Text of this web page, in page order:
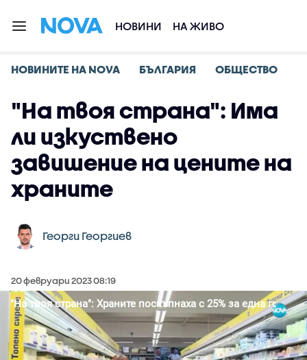
НОВИНИ НА ЖИВО
НОВИНИТЕ НА NOVA БЪЛГАРИЯ ОБЩЕСТВО
"На твоя страна": Има
ли изкуствено
завишение на цените на
храните
Георги Георгиев
20 февруари 2023 08:19